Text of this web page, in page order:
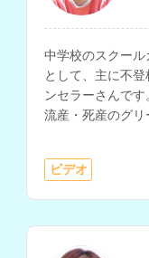
中学校のスクー
として、主に不
ンセラーさんです
流産・死産のグリ
ビデオ